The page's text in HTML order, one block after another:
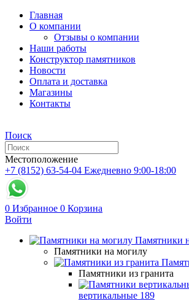
Главная
О компании
Отзывы о компании
Наши работы
Конструктор памятников
Новости
Оплата и доставка
Магазины
Контакты
Поиск
Местоположение
+7 (8152) 63-54-04 Ежедневно 9:00-18:00
0 Избранное 0 Корзина
Войти
Памятники
Памятники на могилу
Памятники из гранита
вертикальные 189